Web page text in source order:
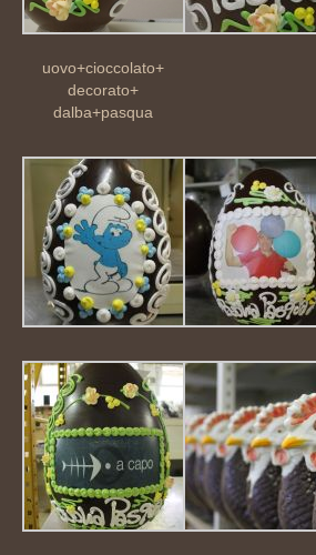
uovo+cioccolato+
decorato+
dalba+pasqua